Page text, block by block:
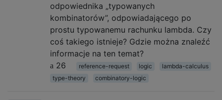
odpowiednika „typowanych
kombinatorów”, odpowiadającego po
prostu typowanemu rachunku lambda. Czy
coś takiego istnieje? Gdzie można znaleźć
informacje na ten temat?
26
reference-request logic
lambda-calculus
type-theory
combinatory-logic